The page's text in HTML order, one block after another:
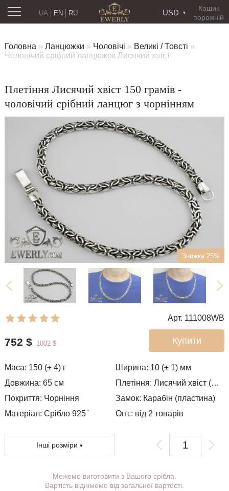
Кошик
порожній
USD
RU
UA EN
Головна » Ланцюжки » Чоловічі » Великі / Товсті »
Чоловічий срібний ланцюжок Лисячий хвіст
Плетіння Лисячий хвіст 150 грамів -
чоловічий срібний ланцюг з чорнінням
Знижка 25%
Арт. 111008WB
Купити
752 $ 1002 $
Маса: 150 (± 4) г Ширина: 10 (± 1) мм
Довжина: 65 см Плетіння:Лисячий хвіст (Валькірія, Малайзія)
Покриття: Чорніння Замок: Карабін (пластина)
Матеріал: Срібло 925 ̊
Опт.: від 2 товарів
Інші розміри
Ви можете вибрати покриття,
масу, довжину, ширину, замок.
Можемо виготовити з Вашого срібла.
Вартість віднімемо від загальної вартості.